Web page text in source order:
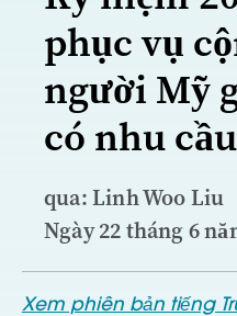
phục vụ
người Mỹ
có nhu
qua: Linh Woo Liu
Ngày 22 tháng 6
Xem phiên bản tiếng